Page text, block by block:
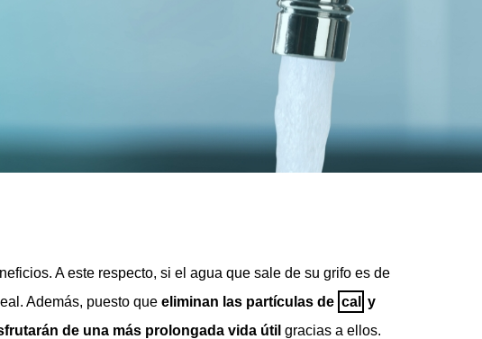
A este respecto, si el agua que sale de su grifo es de
Además, puesto queeliminan las partículas de cal
y
de una más prolongada vida útil gracias a ellos.